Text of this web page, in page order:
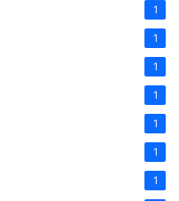
1
1
1
1
1
1
1